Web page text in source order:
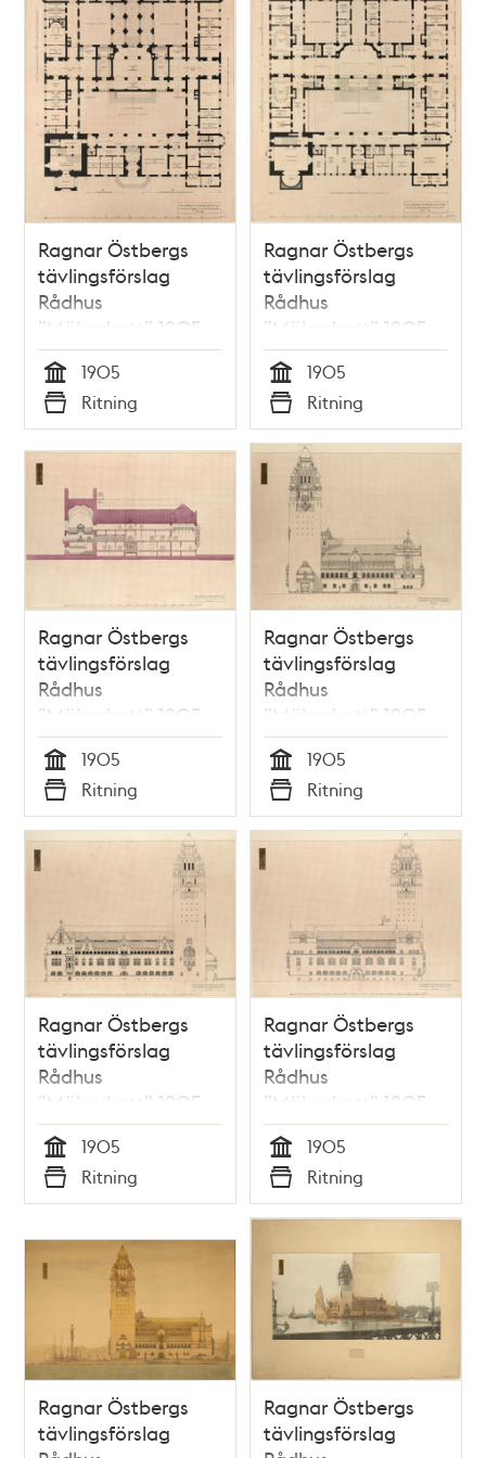
Ragnar Östbergs
tävlingsförslag
Rådhus
”Mälardrott” 1905,
planritning
bottenvåning
Tid
1905
Typ
Ritning
Ragnar Östbergs
tävlingsförslag
Rådhus
”Mälardrott” 1905,
planritning 1 tr.
Tid
1905
Typ
Ritning
Ragnar Östbergs
tävlingsförslag
Rådhus
”Mälardrott” 1905,
sektionsritning E–F
Tid
1905
Typ
Ritning
Ragnar Östbergs
tävlingsförslag
Rådhus
”Mälardrott” 1905,
fasad mot öster
Tid
1905
Typ
Ritning
Ragnar Östbergs
tävlingsförslag
Rådhus
”Mälardrott” 1905,
fasad mot söder
Tid
1905
Typ
Ritning
Ragnar Östbergs
tävlingsförslag
Rådhus
”Mälardrott” 1905,
fasad mot väster
Tid
1905
Typ
Ritning
Ragnar Östbergs
tävlingsförslag
Ragnar Östbergs
tävlingsförslag